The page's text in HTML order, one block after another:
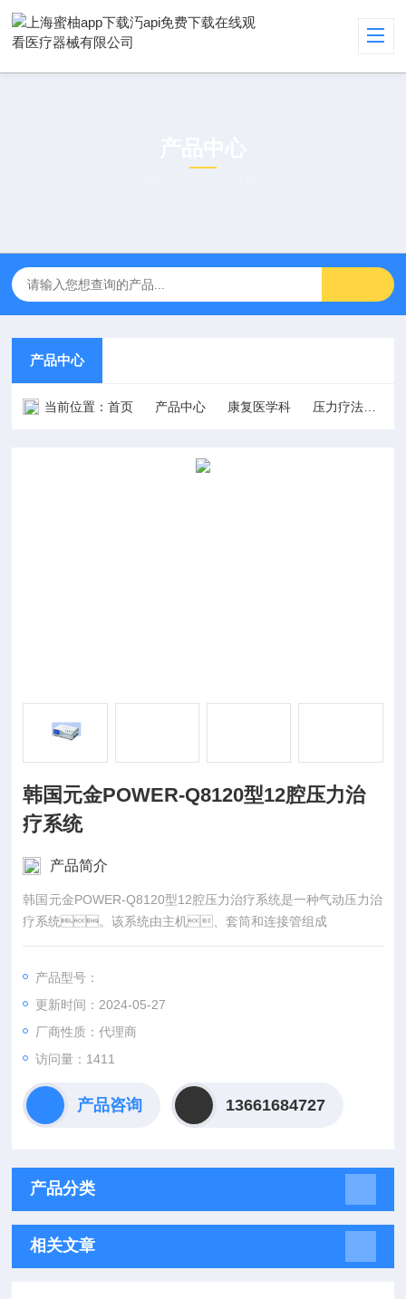
产品中心
当前位置：首页 产品中心 康复医学科 压力疗法
韩国元金POWER-Q8120型12腔压力治
疗系统
产品简介
韩国元金POWER-Q8120型12腔压力治疗系统是一种气动压力治
疗系统。该系统由主机、套筒和连接管组成
产品型号：
更新时间：2024-05-27
厂商性质：代理商
访问量：1411
产品咨询 13661684727
产品分类
相关文章